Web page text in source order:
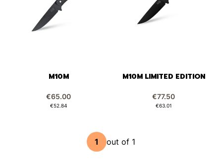
M10M
Price
€65.00
Price
€52.84
M10M LIMITED EDITION
Price
€77.50
Price
€63.01
out of 1